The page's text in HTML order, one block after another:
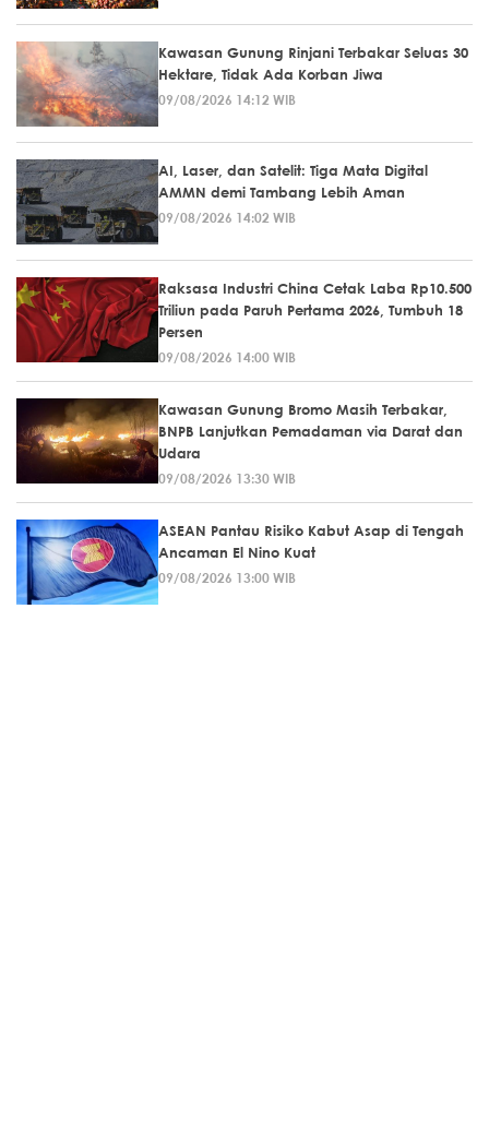
Kawasan Gunung Rinjani Terbakar Seluas 30
Hektare, Tidak Ada Korban Jiwa
09/08/2026 14:12 WIB
AI, Laser, dan Satelit: Tiga Mata Digital
AMMN demi Tambang Lebih Aman
09/08/2026 14:02 WIB
Raksasa Industri China Cetak Laba Rp10.500
Triliun pada Paruh Pertama 2026, Tumbuh 18
Persen
09/08/2026 14:00 WIB
Kawasan Gunung Bromo Masih Terbakar,
BNPB Lanjutkan Pemadaman via Darat dan
Udara
09/08/2026 13:30 WIB
ASEAN Pantau Risiko Kabut Asap di Tengah
Ancaman El Nino Kuat
09/08/2026 13:00 WIB